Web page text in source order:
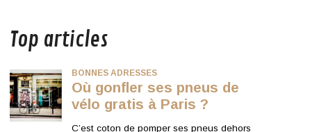
Top articles